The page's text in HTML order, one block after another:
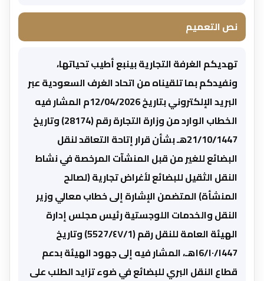
نص التعميم
تهديكم الغرفة التجارية بينبع أطيب تحياتها،
ونفيدكم بما تلقيناه من اتحاد الغرف السعودية عبر
البريد الإلكتروني بتاريخ 12/04/2026م المشار فيه
الخطاب الوارد من وزارة التجارة رقم (28174) وتاريخ
21/10/1447هـ بشأن قرار إتاحة التعاقد لنقل
البضائع للغير من قبل المنشآت المرخصة في نشاط
النقل الثقيل للبضائع لأغراض تجارية (لصالح
المنشأة) المتضمن الإشارة إلى خطاب معالي وزير
النقل والخدمات اللوجستية رئيس مجلس إدارة
الهيئة العامة للنقل رقم (5527/٤٧/1) وتاريخ
١6/١٠/١447هـ، المشار فيه إلى جهود الهيئة بدعم
قطاع النقل البري للبضائع في ضوء تزايد الطلب على